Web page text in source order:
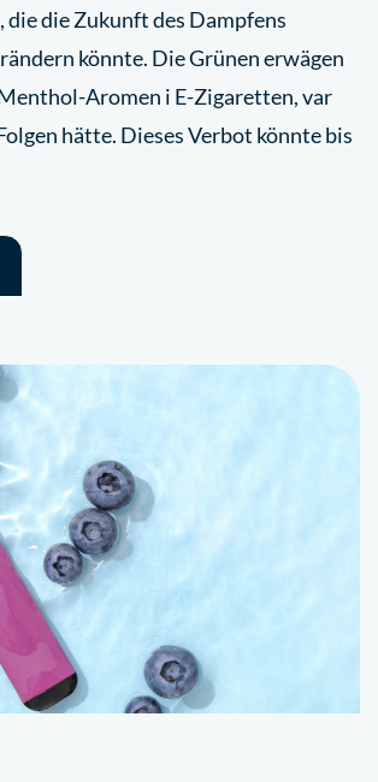
die die Zukunft des Dampfens
könnte. Die Grünen erwägen
Aromen i E-Zigaretten, var
hätte. Dieses Verbot könnte bis